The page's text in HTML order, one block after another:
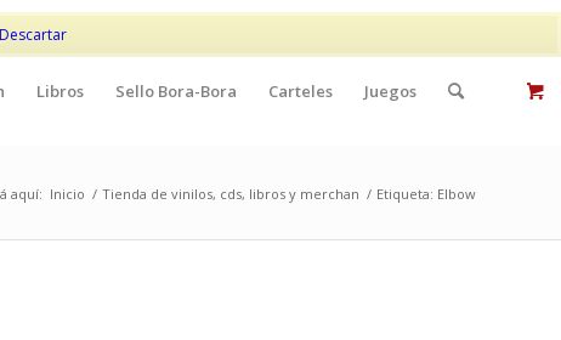
Descartar
Mi cuenta Contacto
Libros Sello Bora-Bora Carteles Juegos
aquí: Inicio / Tienda de vinilos, cds, libros y merchan / Etiqueta: Elbow